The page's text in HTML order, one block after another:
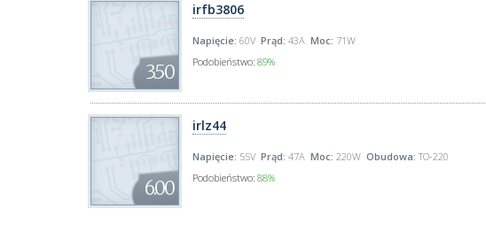
3.50
irfb3806
Napięcie: 60V Prąd: 43A Moc: 71W
Podobieństwo: 89%
6.00
irlz44
Napięcie: 55V Prąd: 47A Moc: 220W Obudowa: TO-220
Podobieństwo: 88%